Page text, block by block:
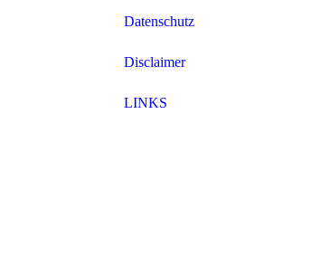
Datenschutz
Disclaimer
LINKS